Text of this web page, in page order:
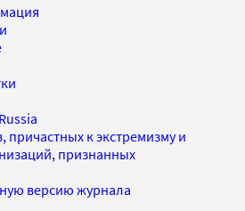
причастных к экстремизму и
признанных
версию журнала